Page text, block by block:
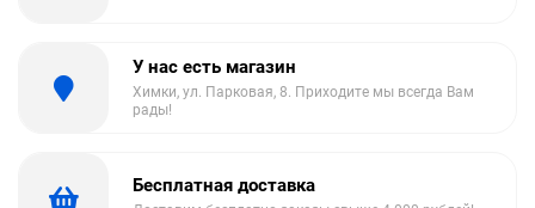
У нас есть магазин
Химки, ул. Парковая, 8. Приходите мы всегда Вам
рады!
Бесплатная доставка